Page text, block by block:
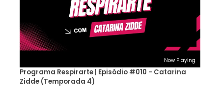
Now Playing
Programa Respirarte | Episódio #010 - Catarina
Zidde (Temporada 4)